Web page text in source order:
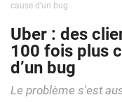
cause d’un bug
Uber : des
100 fois plus
d’un bug
Le problème s'est